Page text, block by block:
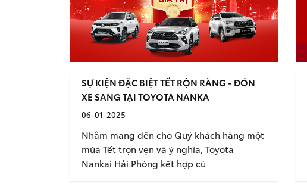
SỰ KIỆN ĐẶC BIỆT TẾT RỘN RÀNG - ĐÓN
XE SANG TẠI TOYOTA NANKA
06-01-2025
Nhằm mang đến cho Quý khách hàng một
mùa Tết trọn vẹn và ý nghĩa, Toyota
Nankai Hải Phòng kết hợp cù